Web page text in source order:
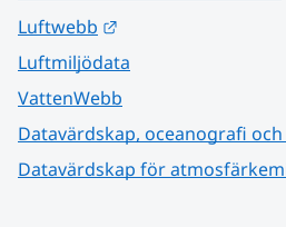
Luftwebb
Luftmiljödata
VattenWebb
Datavärdskap, oceanografi
Datavärdskap för